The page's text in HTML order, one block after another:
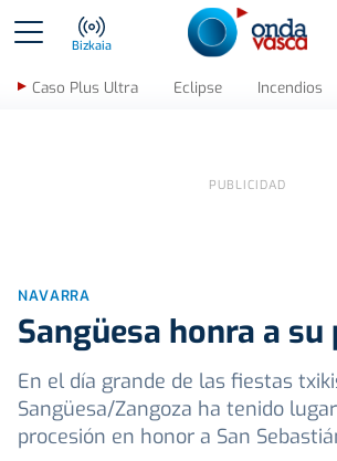
Bizkaia
Caso Plus Ultra Eclipse Incendios
NAVARRA
Sangüesa honra a
En el día grande de las fiestas
Sangüesa/Zangoza ha tenido
procesión en honor a San